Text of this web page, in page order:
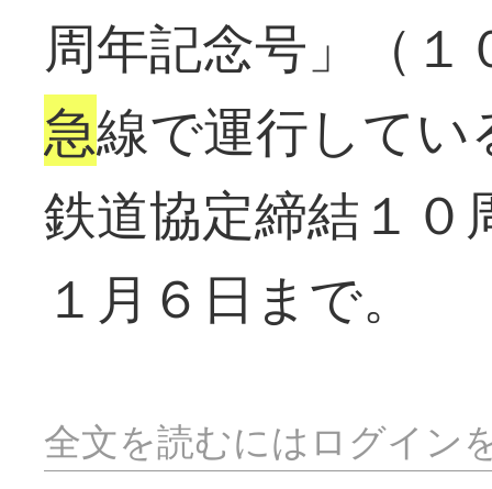
周年記念号」（
急線で運行してい
鉄道協定締結１０
１月６日まで。
全文を読むにはログイン